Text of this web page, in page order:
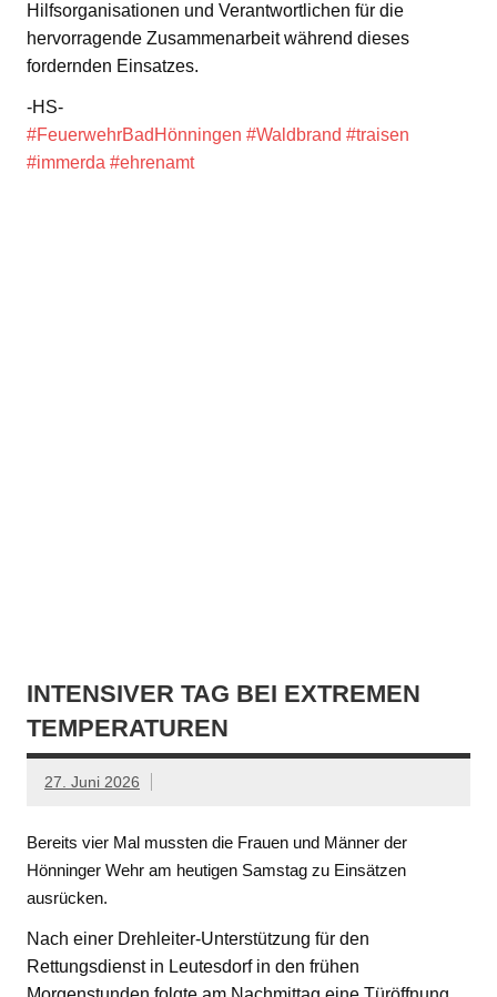
Hilfsorganisationen und Verantwortlichen für die
hervorragende Zusammenarbeit während dieses
fordernden Einsatzes.
-HS-
#FeuerwehrBadHönningen #Waldbrand #traisen
#immerda #ehrenamt
INTENSIVER TAG BEI EXTREMEN
TEMPERATUREN
27. Juni 2026
Bereits vier Mal mussten die Frauen und Männer der
Hönninger Wehr am heutigen Samstag zu Einsätzen
ausrücken.
Nach einer Drehleiter-Unterstützung für den
Rettungsdienst in Leutesdorf in den frühen